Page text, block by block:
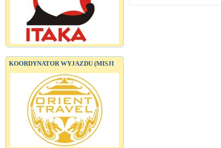
KOORDYNATOR WYJAZDU (MISJI